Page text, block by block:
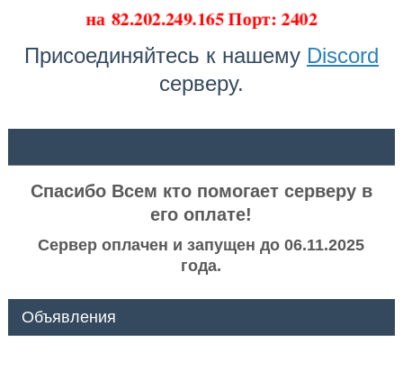
на 82.202.249.165 Порт: 2402
Присоединяйтесь к нашему Discord
серверу.
Спасибо Всем кто помогает серверу в
его оплате!
Сервер оплачен и запущен до 06.11.2025
года.
Объявления